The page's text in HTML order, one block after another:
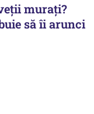
murați?
să îi arunci